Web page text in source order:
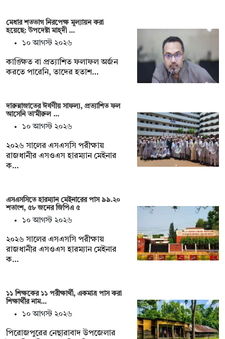
মেধার শতভাগ নিরপেক্ষ মূল্যায়ন করা
হয়েছে: উপদেষ্টা মাহ্দী …
১০ আগস্ট ২০২৬
কাঙ্ক্ষিত বা প্রত্যাশিত ফলাফল অর্জন
করতে পারেনি, তাদের হতাশ…
দারুন্নাজাতের ঈর্ষণীয় সাফল্য, প্রত্যাশিত ফল
আসেনি তা’মীরুল …
১০ আগস্ট ২০২৬
২০২৬ সালের এসএসসি পরীক্ষায়
রাজধানীর এসওএস হারম্যান মেইনার
ক…
এসএসসিতে হারম্যান মেইনারের পাস ৯৯.২০
শতাংশ, ৫৮ জনের জিপিএ ৫
১০ আগস্ট ২০২৬
২০২৬ সালের এসএসসি পরীক্ষায়
রাজধানীর এসওএস হারম্যান মেইনার
ক…
১১ শিক্ষকের ১১ পরীক্ষার্থী, একমাত্র পাস করা
শিক্ষার্থীর নাম…
১০ আগস্ট ২০২৬
পিরোজপুরের নেছারাবাদ উপজেলার